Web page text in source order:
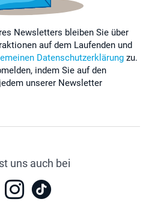
Newsletters bleiben Sie über
auf dem Laufenden und
Datenschutzerklärung zu.
indem Sie auf den
unserer Newsletter
uns auch bei